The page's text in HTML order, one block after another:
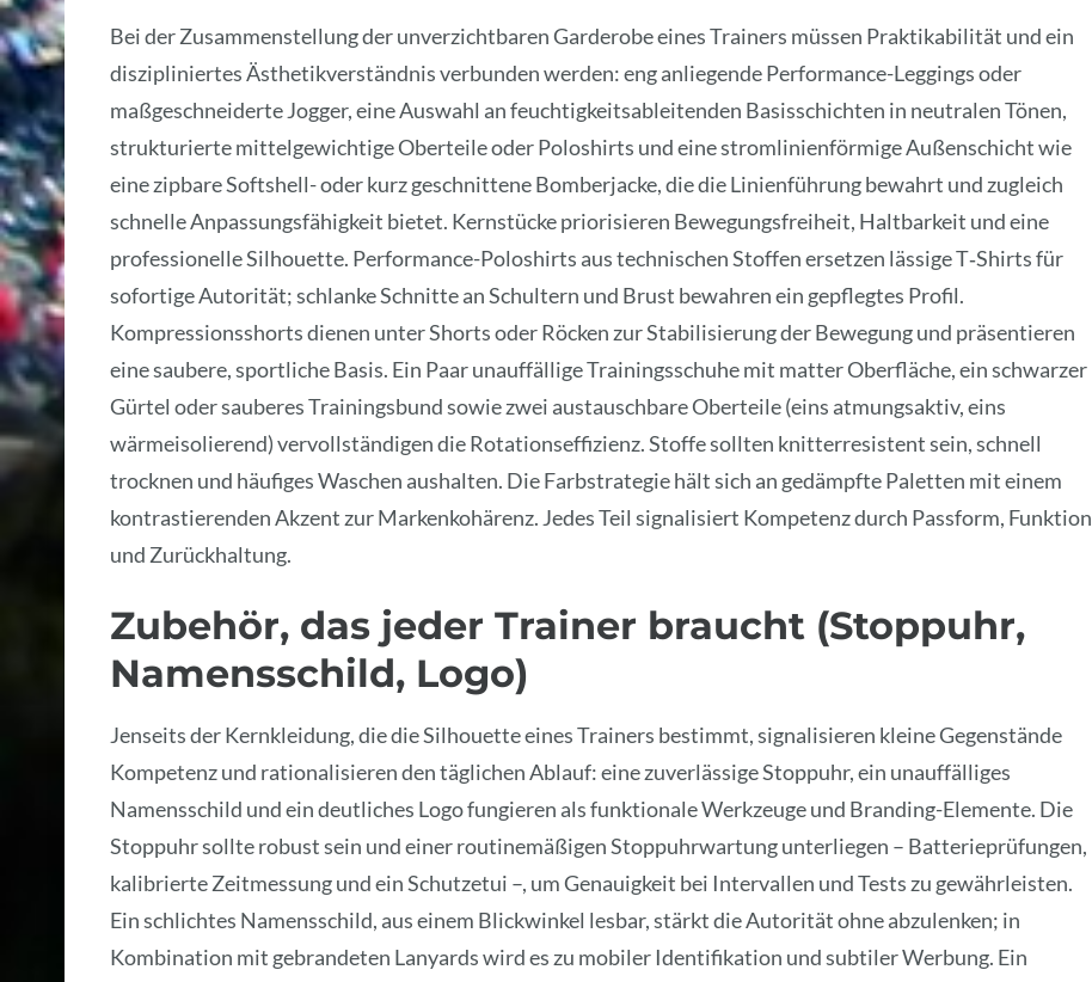
Bei der Zusammenstellung der unverzichtbaren Garderobe eines Trainers müssen Praktikabilität und ein
diszipliniertes Ästhetikverständnis verbunden werden: eng anliegende Performance-Leggings oder
maßgeschneiderte Jogger, eine Auswahl an feuchtigkeitsableitenden Basisschichten in neutralen Tönen,
strukturierte mittelgewichtige Oberteile oder Poloshirts und eine stromlinienförmige Außenschicht wie
eine zipbare Softshell- oder kurz geschnittene Bomberjacke, die die Linienführung bewahrt und zugleich
schnelle Anpassungsfähigkeit bietet. Kernstücke priorisieren Bewegungsfreiheit, Haltbarkeit und eine
professionelle Silhouette. Performance-Poloshirts aus technischen Stoffen ersetzen lässige T‑Shirts für
sofortige Autorität; schlanke Schnitte an Schultern und Brust bewahren ein gepflegtes Profil.
Kompressionsshorts dienen unter Shorts oder Röcken zur Stabilisierung der Bewegung und präsentieren
eine saubere, sportliche Basis. Ein Paar unauffällige Trainingsschuhe mit matter Oberfläche, ein schwarzer
Gürtel oder sauberes Trainingsbund sowie zwei austauschbare Oberteile (eins atmungsaktiv, eins
wärmeisolierend) vervollständigen die Rotationseffizienz. Stoffe sollten knitterresistent sein, schnell
trocknen und häufiges Waschen aushalten. Die Farbstrategie hält sich an gedämpfte Paletten mit einem
kontrastierenden Akzent zur Markenkohärenz. Jedes Teil signalisiert Kompetenz durch Passform, Funktion
und Zurückhaltung.
Zubehör, das jeder Trainer braucht (Stoppuhr,
Namensschild, Logo)
Jenseits der Kernkleidung, die die Silhouette eines Trainers bestimmt, signalisieren kleine Gegenstände
Kompetenz und rationalisieren den täglichen Ablauf: eine zuverlässige Stoppuhr, ein unauffälliges
Namensschild und ein deutliches Logo fungieren als funktionale Werkzeuge und Branding-Elemente. Die
Stoppuhr sollte robust sein und einer routinemäßigen Stoppuhrwartung unterliegen – Batterieprüfungen,
kalibrierte Zeitmessung und ein Schutzetui –, um Genauigkeit bei Intervallen und Tests zu gewährleisten.
Ein schlichtes Namensschild, aus einem Blickwinkel lesbar, stärkt die Autorität ohne abzulenken; in
Kombination mit gebrandeten Lanyards wird es zu mobiler Identifikation und subtiler Werbung. Ein